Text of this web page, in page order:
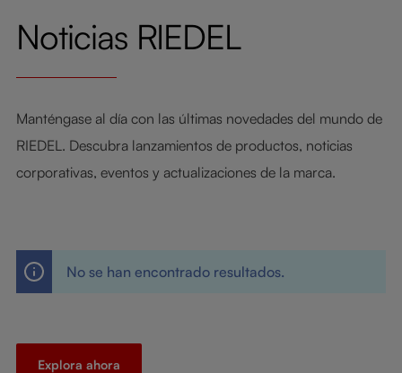
Noticias RIEDEL
Manténgase al día con las últimas novedades del mundo de
RIEDEL. Descubra lanzamientos de productos, noticias
corporativas, eventos y actualizaciones de la marca.
No se han encontrado resultados.
Explora ahora